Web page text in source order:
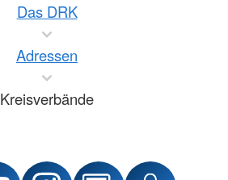
Das DRK
Adressen
Kreisverbände